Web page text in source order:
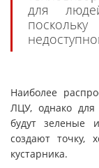
для
Наиболее
ЛЦУ, однако для
будут зеленые
создают точку,
кустарника.